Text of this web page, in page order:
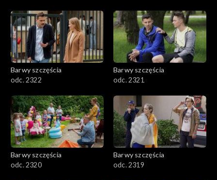
Barwy szczęścia
odc. 2322
Barwy szczęścia
odc. 2321
Barwy szczęścia
odc. 2320
Barwy szczęścia
odc. 2319